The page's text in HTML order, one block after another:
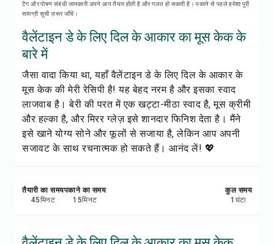
रिपोर्ट करें
टैग और पोषण संबंधी जानकारी अपने आप तैयार होती है और गलत हो सकती है। पकाने से पहले हमेशा पूरी
सामग्री सूची ज़रूर जाँचें।
वैलेंटाइन डे के लिए दिल के आकार का मूस केक के
बारे में
जैसा वादा किया था, यहाँ वैलेंटाइन डे के लिए दिल के आकार के
मूस केक की मेरी रेसिपी है! यह बेहद नरम है और इसका स्वाद
लाजवाब है। बेरी की परत में एक खट्टा-मीठा स्वाद है, मूस क्रीमी
और हल्का है, और मिरर ग्लेज़ इसे शानदार फिनिश देता है। मैंने
इसे खाने योग्य सोने और फूलों से सजाया है, लेकिन आप अपनी
सजावट के साथ रचनात्मक हो सकते हैं। आनंद लें! 💖
तैयारी का समय
45मिनट
पकाने का समय
15मिनट
कुल समय
1 घंटा